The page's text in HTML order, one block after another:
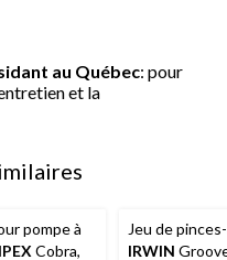
au Québec: pour
et la
pompe à
Cobra,
Jeu de
IRWIN